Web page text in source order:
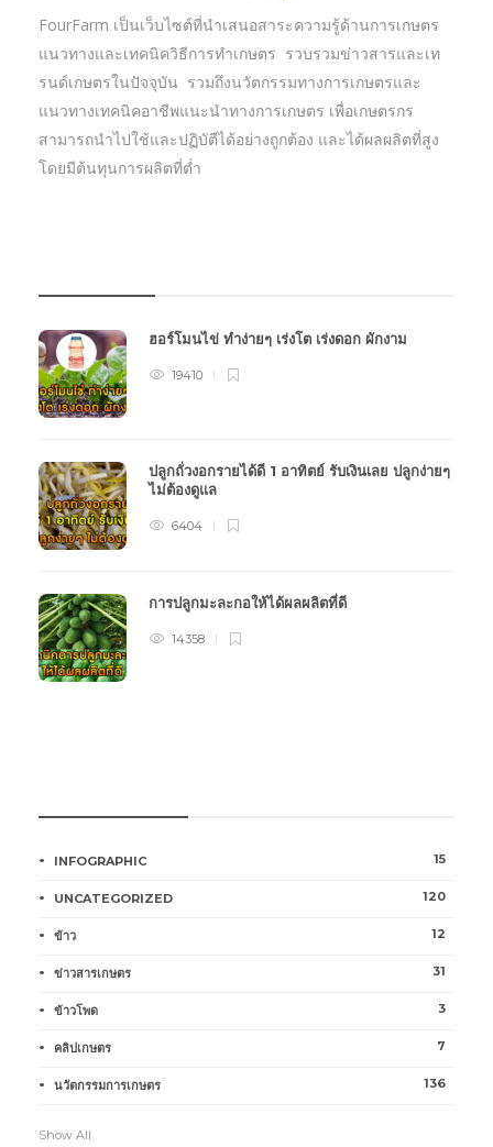
FourFarm เป็นเว็บไซต์ที่นำเสนอสาระความรู้ด้านการเกษตร
แนวทางและเทคนิควิธีการทำเกษตร รวบรวมข่าวสารและเท
รนด์เกษตรในปัจจุบัน รวมถึงนวัตกรรมทางการเกษตรและ
แนวทางเทคนิคอาชีพแนะนำทางการเกษตร เพื่อเกษตรกร
สามารถนำไปใช้และปฏิบัตืได้อย่างถูกต้อง และได้ผลผลิตที่สูง
โดยมีต้นทุนการผลิตที่ต่ำ
ฮอร์โมนไข่ ทำง่ายๆ เร่งโต เร่งดอก ผักงาม
19410
ปลูกถั่วงอกรายได้ดี 1 อาทิตย์ รับเงินเลย ปลูกง่ายๆ
ไม่ต้องดูแล
6404
การปลูกมะละกอให้ได้ผลผลิตที่ดี
14358
INFOGRAPHIC 15
UNCATEGORIZED 120
ข้าว 12
ข่าวสารเกษตร 31
ข้าวโพด 3
คลิปเกษตร 7
นวัตกรรมการเกษตร 136
Show All